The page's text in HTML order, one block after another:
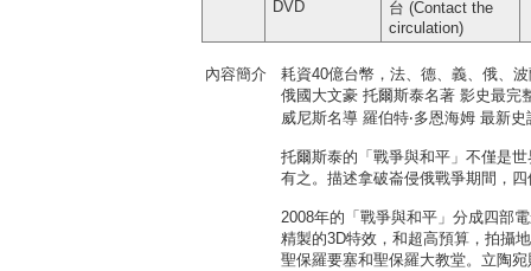
DVD
台 (Contact the
circulation)
內容簡介
耗資40億台幣，法、德、義、俄、
俄國大文豪 托爾斯泰名著 影史最完
威尼斯名導 羅伯特‧多恩海姆 最新史
托爾斯泰的「戰爭與和平」不僅是
有之。描述拿破崙侵俄戰爭期間，
2008年的「戰爭與和平」分成四部
精製的3D特效，和超高預算，拍攝
聖保羅要塞和聖保羅大教堂。立陶